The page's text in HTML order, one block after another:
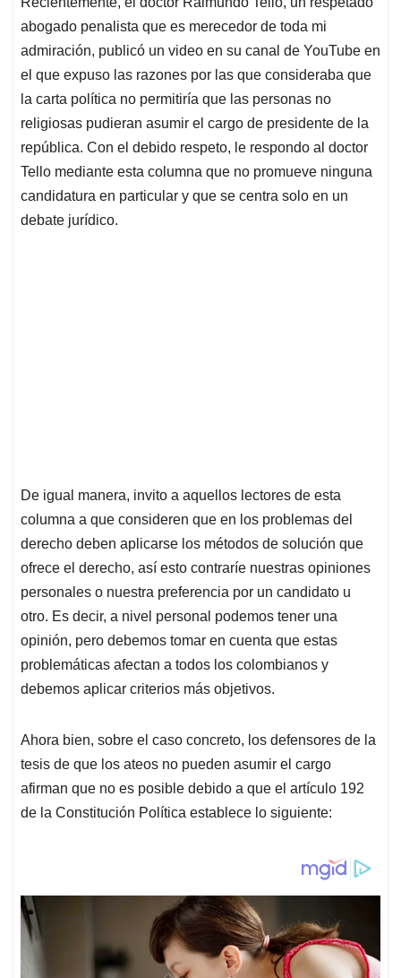
s
A
p
p
b
o
o
k
e
d
I
n
l
a
d
s
abogado penalista que es merecedor de toda mi
admiración, publicó un video en su canal de YouTube en
el que expuso las razones por las que consideraba que
la carta política no permitiría que las personas no
religiosas pudieran asumir el cargo de presidente de la
república. Con el debido respeto, le respondo al doctor
Tello mediante esta columna que no promueve ninguna
candidatura en particular y que se centra solo en un
debate jurídico.
De igual manera, invito a aquellos lectores de esta
columna a que consideren que en los problemas del
derecho deben aplicarse los métodos de solución que
ofrece el derecho, así esto contraríe nuestras opiniones
personales o nuestra preferencia por un candidato u
otro. Es decir, a nivel personal podemos tener una
opinión, pero debemos tomar en cuenta que estas
problemáticas afectan a todos los colombianos y
debemos aplicar criterios más objetivos.
Ahora bien, sobre el caso concreto, los defensores de la
tesis de que los ateos no pueden asumir el cargo
afirman que no es posible debido a que el artículo 192
de la Constitución Política establece lo siguiente: